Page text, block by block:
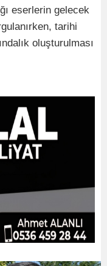
eserlerin gelecek
tarihi
oluşturulması